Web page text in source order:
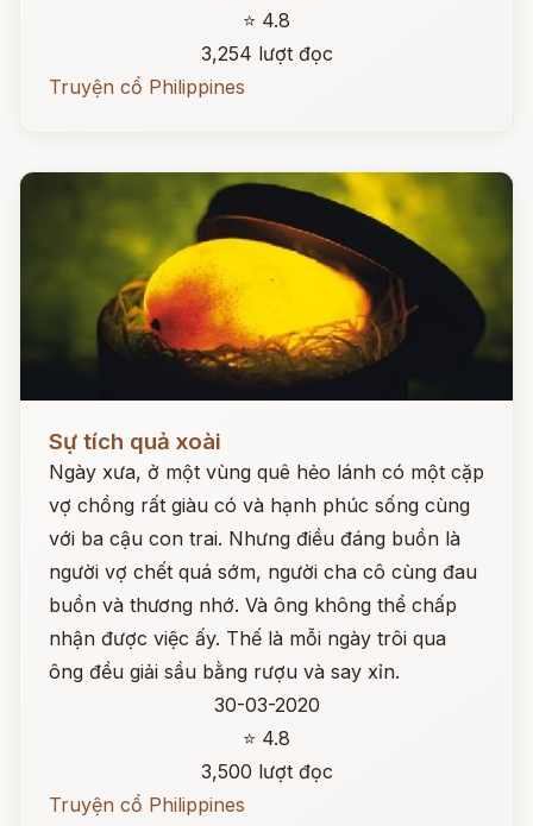
⭐ 4.8
3,254 lượt đọc
Truyện cổ Philippines
Sự tích quả xoài
Ngày xưa, ở một vùng quê hẻo lánh có một cặp
vợ chồng rất giàu có và hạnh phúc sống cùng
với ba cậu con trai. Nhưng điều đáng buồn là
người vợ chết quá sớm, người cha cô cùng đau
buồn và thương nhớ. Và ông không thể chấp
nhận được việc ấy. Thế là mỗi ngày trôi qua
ông đều giải sầu bằng rượu và say xỉn.
30-03-2020
⭐ 4.8
3,500 lượt đọc
Truyện cổ Philippines